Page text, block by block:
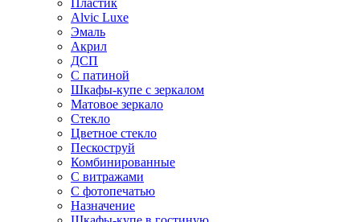
Пластик
Alvic Luxe
Эмаль
Акрил
ДСП
С патиной
Шкафы-купе с зеркалом
Матовое зеркало
Стекло
Цветное стекло
Пескоструй
Комбинированные
С витражами
С фотопечатью
Назначение